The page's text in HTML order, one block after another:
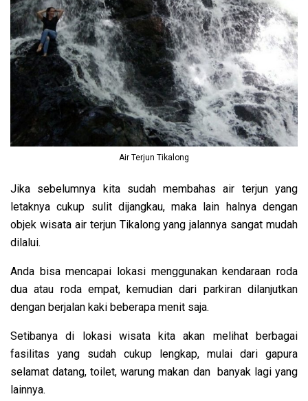
Air Terjun Tikalong
Jika sebelumnya kita sudah membahas air terjun yang
letaknya cukup sulit dijangkau, maka lain halnya dengan
objek wisata air terjun Tikalong yang jalannya sangat mudah
dilalui.
Anda bisa mencapai lokasi menggunakan kendaraan roda
dua atau roda empat, kemudian dari parkiran dilanjutkan
dengan berjalan kaki beberapa menit saja.
Setibanya di lokasi wisata kita akan melihat berbagai
fasilitas yang sudah cukup lengkap, mulai dari gapura
selamat datang, toilet, warung makan dan banyak lagi yang
lainnya.